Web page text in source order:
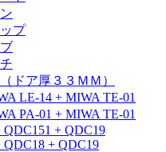
プ
ドア厚３３ＭＭ）
LE-14 + MIWA TE-01
PA-01 + MIWA TE-01
QDC151 + QDC19
QDC18 + QDC19